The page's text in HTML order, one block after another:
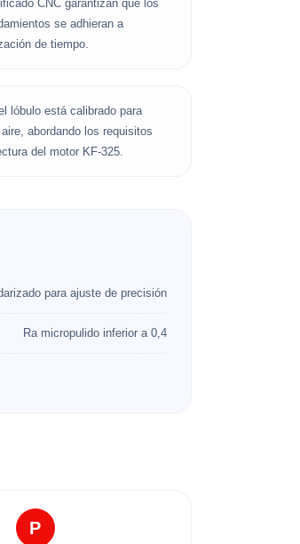
CNC garantizan que los
se adhieran a
de tiempo.
lóbulo está calibrado para
abordando los requisitos
del motor KF-325.
para ajuste de precisión
Ra micropulido inferior a 0,4
P